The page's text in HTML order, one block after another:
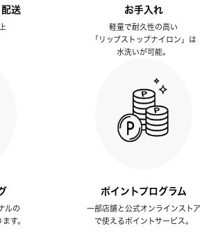
送 お手入れ
軽量で耐久性の高い
「リップストップナイロン」は
水洗いが可能。
ルの
す。
ポイントプログラム
一部店舗と公式オンラインストア
で使えるポイントサービス。